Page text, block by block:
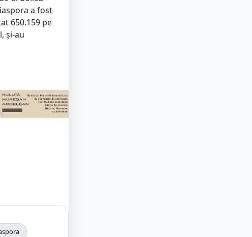
a fost
650.159 pe
și-au